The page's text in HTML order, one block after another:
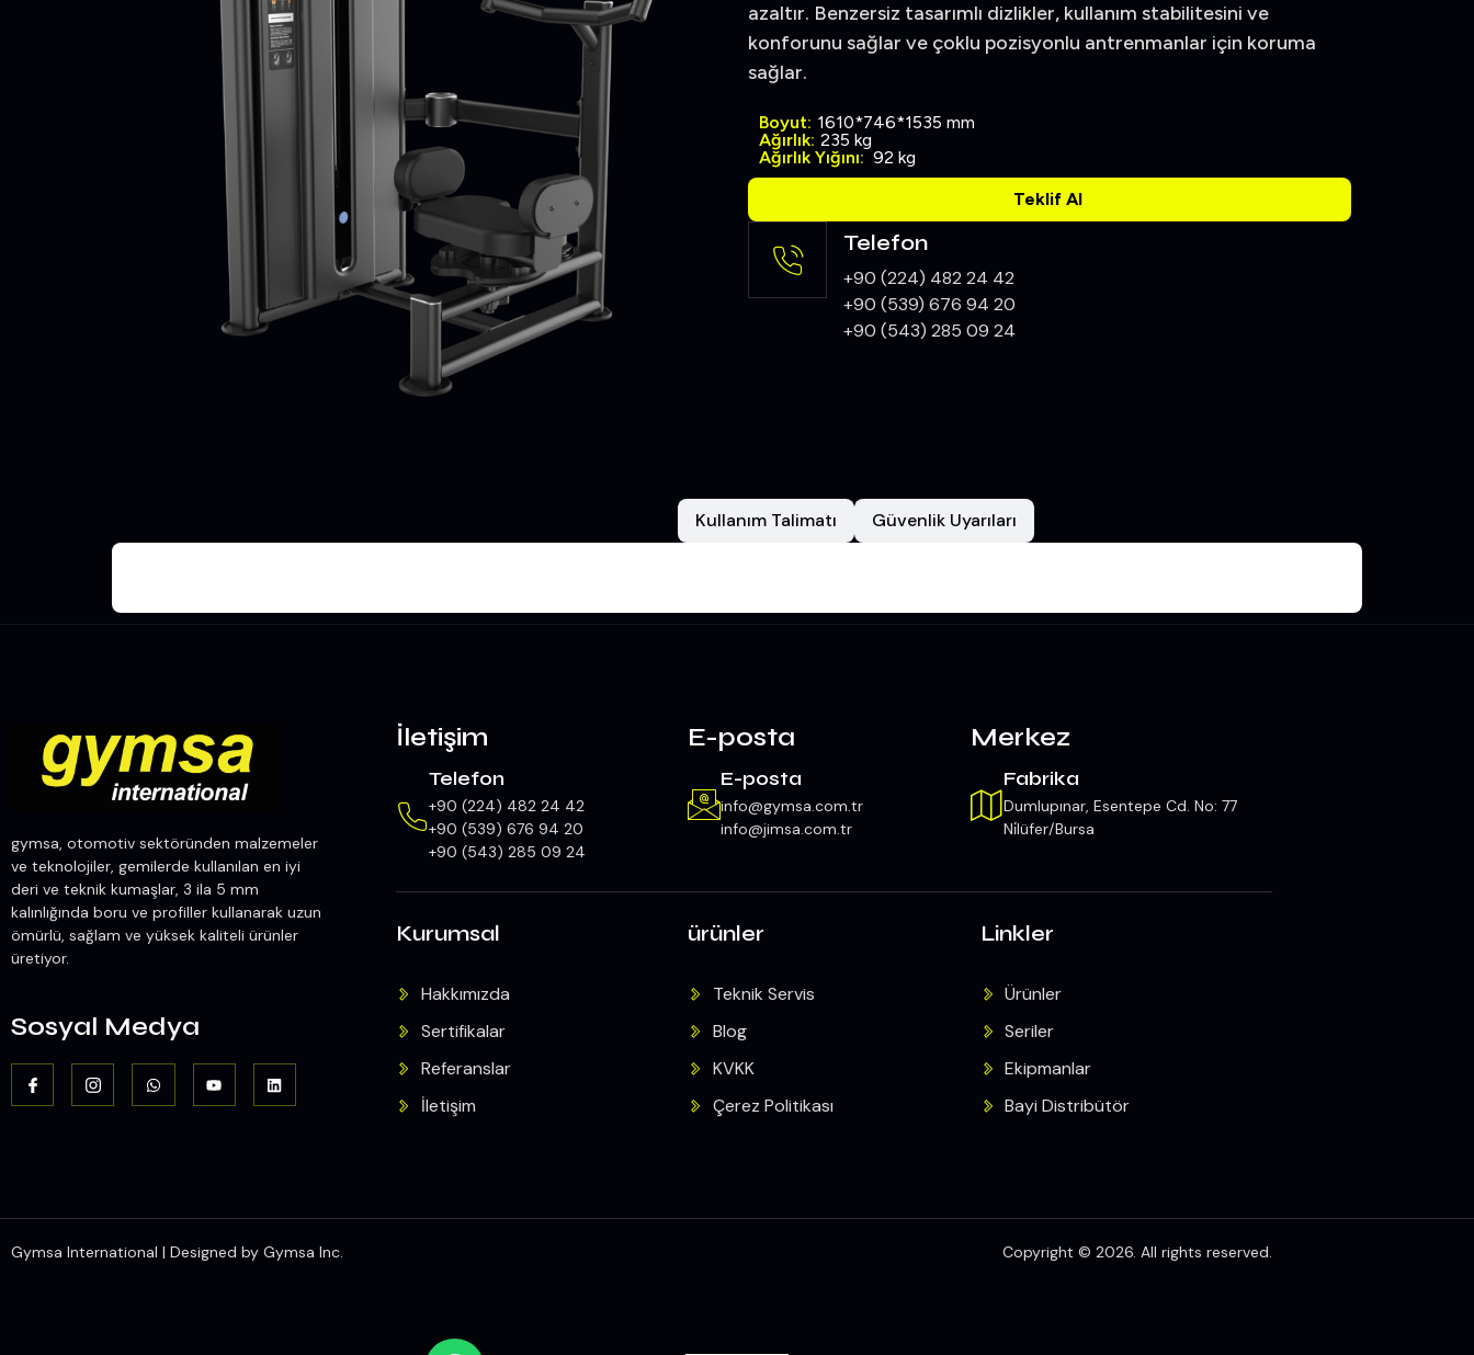
azaltır. Benzersiz tasarımlı dizlikler, kullanım stabilitesini ve
konforunu sağlar ve çoklu pozisyonlu antrenmanlar için koruma
sağlar.
Boyut: 1610*746*1535 mm
Ağırlık: 235 kg
Ağırlık Yığını: 92 kg
Teklif Al
Telefon
+90 (224) 482 24 42
+90 (539) 676 94 20
+90 (543) 285 09 24
Kullanım Talimatı Güvenlik Uyarıları
gymsa, otomotiv sektöründen malzemeler
ve teknolojiler, gemilerde kullanılan en iyi
deri ve teknik kumaşlar, 3 ila 5 mm
kalınlığında boru ve profiller kullanarak uzun
ömürlü, sağlam ve yüksek kaliteli ürünler
üretiyor.
Sosyal Medya
İletişim
Telefon
+90 (224) 482 24 42
+90 (539) 676 94 20
+90 (543) 285 09 24
E-posta
E-posta
info@gymsa.com.tr
info@jimsa.com.tr
Merkez
Fabrika
Dumlupınar, Esentepe Cd. No: 77
Ni̇lüfer/Bursa
Kurumsal
Hakkımızda
Sertifikalar
Referanslar
İletişim
ürünler
Teknik Servis
Blog
KVKK
Çerez Politikası
Linkler
Ürünler
Seriler
Ekipmanlar
Bayi Distribütör
Gymsa International | Designed by Gymsa Inc. Copyright © 2026. All rights reserved.